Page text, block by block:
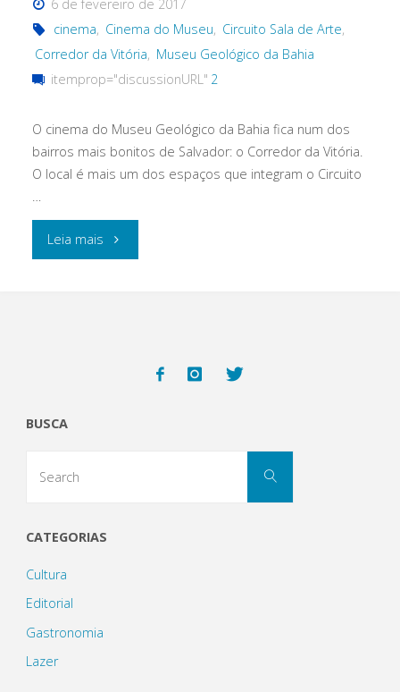
lindo
cinema"
6 de fevereiro de 2017
cinema, Cinema do Museu, Circuito Sala de Arte,
Corredor da Vitória, Museu Geológico da Bahia
itemprop="discussionURL" 2
O cinema do Museu Geológico da Bahia fica num dos
bairros mais bonitos de Salvador: o Corredor da Vitória.
O local é mais um dos espaços que integram o Circuito
Leia mais "O
BUSCA
Search
CATEGORIAS
Cultura
Editorial
Gastronomia
Lazer